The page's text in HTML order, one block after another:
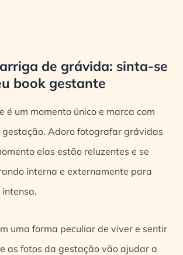
de grávida: sinta-se
book gestante
é um momento único e marca com
gestação. Adoro fotografar grávidas
elas estão reluzentes e se
interna e externamente para
uma forma peculiar de viver e sentir
as fotos da gestação vão ajudar a